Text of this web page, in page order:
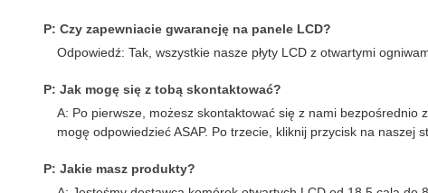
P: Czy zapewniacie gwarancję na panele LCD?
Odpowiedź: Tak, wszystkie nasze płyty LCD z otwartymi
P: Jak mogę się z tobą skontaktować?
A: Po pierwsze, możesz skontaktować się z nami bezpośrednio
mogę odpowiedzieć ASAP. Po trzecie, kliknij przycisk na naszej
P: Jakie masz produkty?